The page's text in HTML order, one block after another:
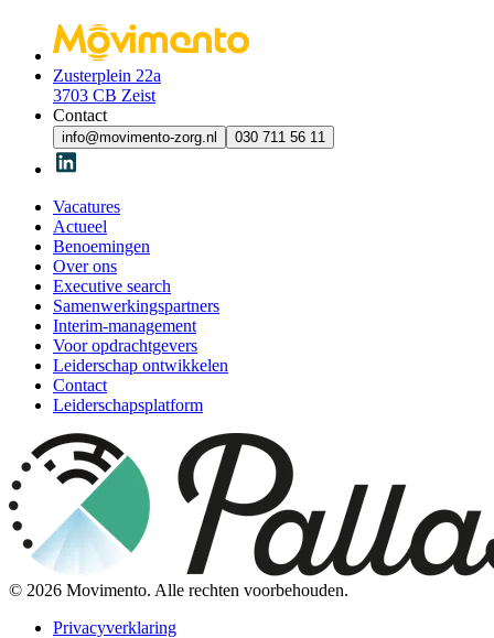
Zusterplein 22a
3703 CB Zeist
Contact
info@movimento-zorg.nl 030 711 56 11
Vacatures
Actueel
Benoemingen
Over ons
Executive search
Samenwerkingspartners
Interim-management
Voor opdrachtgevers
Leiderschap ontwikkelen
Contact
Leiderschapsplatform
© 2026 Movimento. Alle rechten voorbehouden.
Privacyverklaring